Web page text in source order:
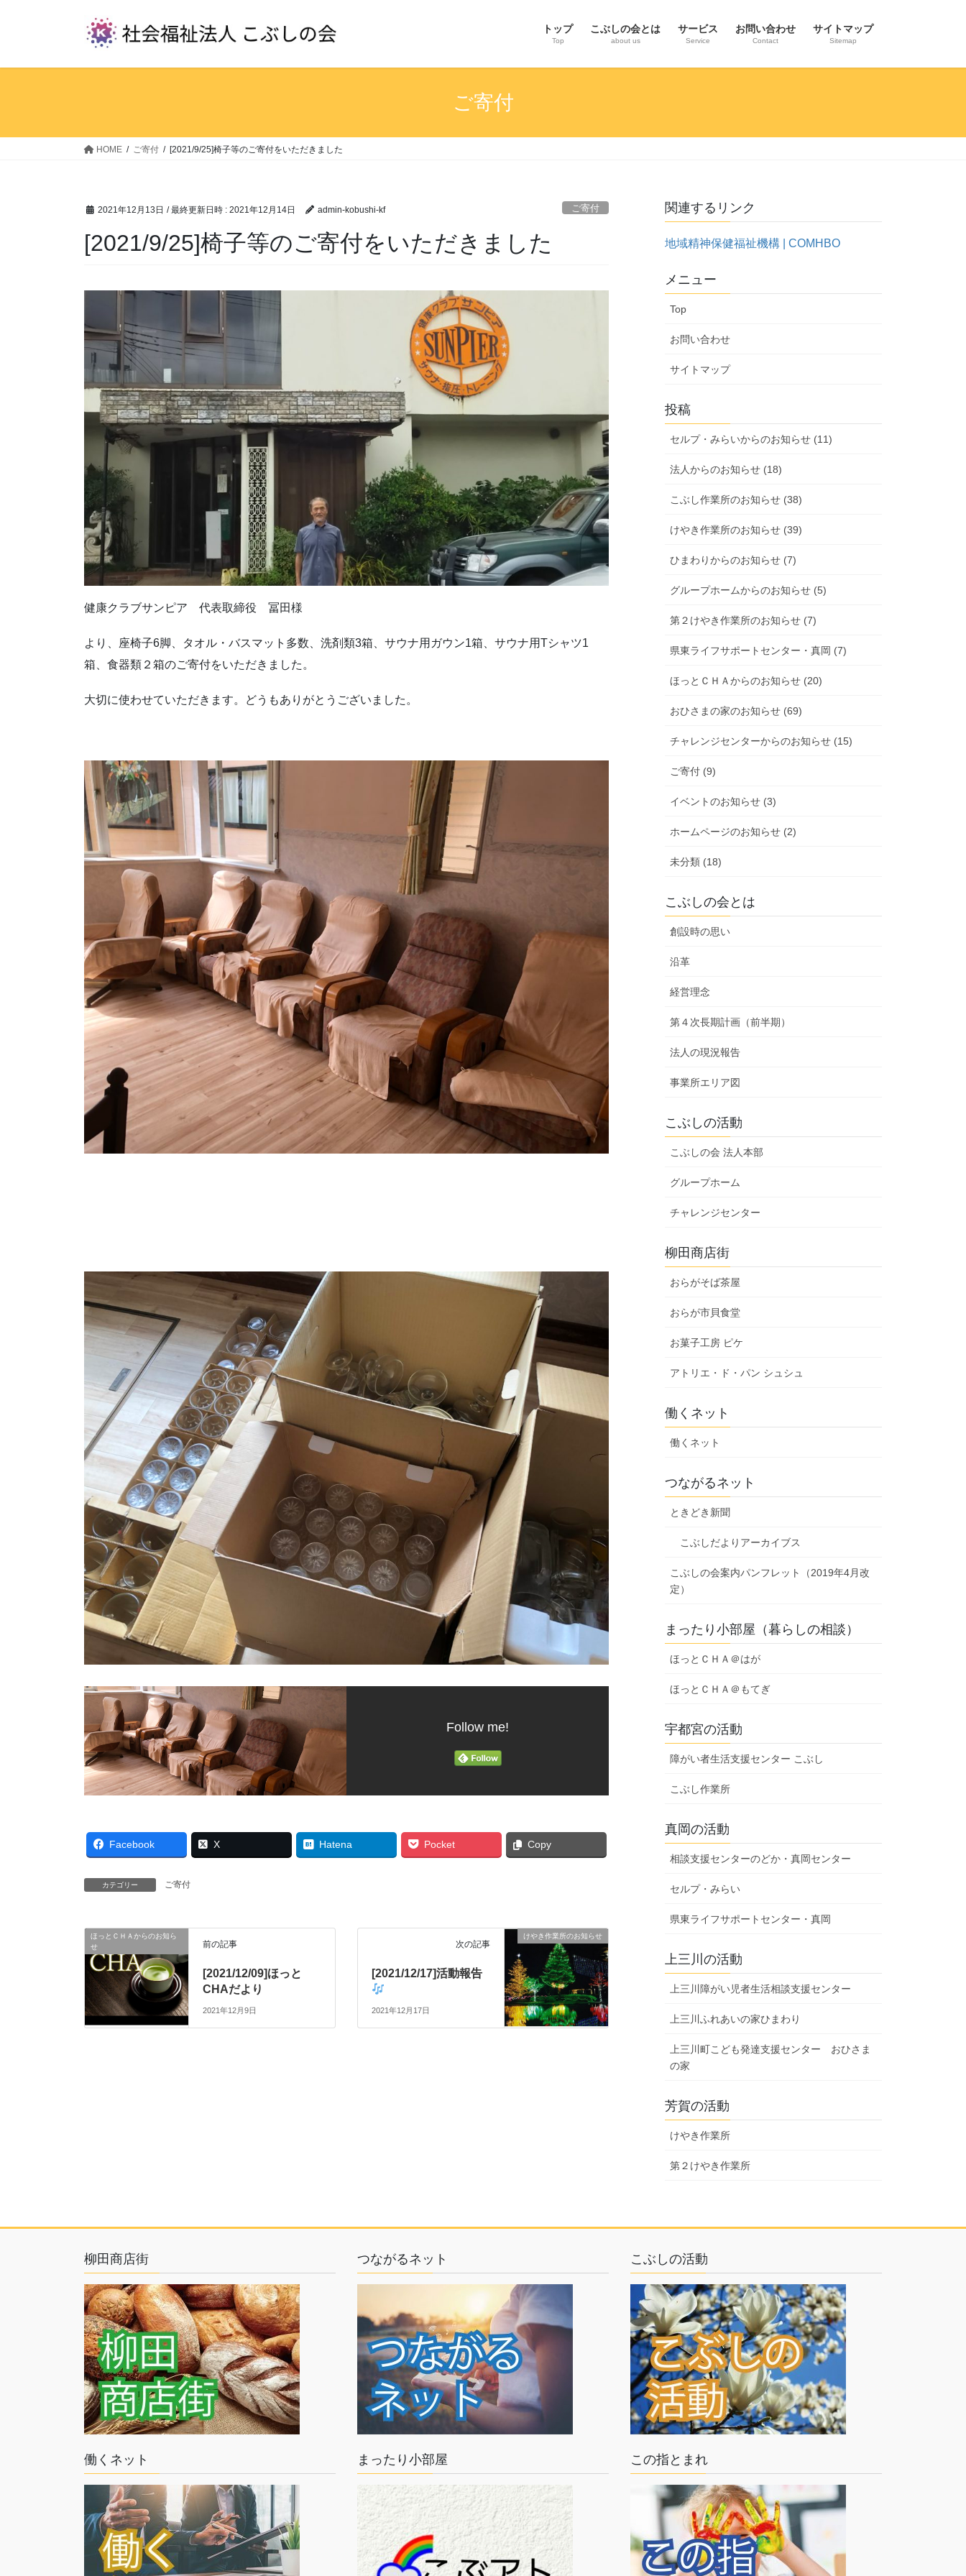
トップ
Top
こぶしの会とは
about us
サービス
Service
お問い合わせ
Contact
サイトマップ
Sitemap
ご寄付
HOME ご寄付 [2021/9/25]椅子等のご寄付をいただきました
2021年12月13日 / 最終更新日時 : 2021年12月14日 admin-kobushi-kf ご寄付
[2021/9/25]椅子等のご寄付をいただきました
健康クラブサンピア 代表取締役 冨田様
より、座椅子6脚、タオル・バスマット多数、洗剤類3箱、サウナ用ガウン1箱、サウナ用Tシャツ1
箱、食器類２箱のご寄付をいただきました。
大切に使わせていただきます。どうもありがとうございました。
Follow me!
Facebook X Hatena Pocket Copy
カテゴリー ご寄付
ほっとＣＨＡからのお知ら
せ
前の記事
[2021/12/09]ほっと
CHAだより
2021年12月9日
けやき作業所のお知らせ
次の記事
[2021/12/17]活動報告
2021年12月17日
関連するリンク
地域精神保健福祉機構 | COMHBO
メニュー
Top
お問い合わせ
サイトマップ
投稿
セルプ・みらいからのお知らせ (11)
法人からのお知らせ (18)
こぶし作業所のお知らせ (38)
けやき作業所のお知らせ (39)
ひまわりからのお知らせ (7)
グループホームからのお知らせ (5)
第２けやき作業所のお知らせ (7)
県東ライフサポートセンター・真岡 (7)
ほっとＣＨＡからのお知らせ (20)
おひさまの家のお知らせ (69)
チャレンジセンターからのお知らせ (15)
ご寄付 (9)
イベントのお知らせ (3)
ホームページのお知らせ (2)
未分類 (18)
こぶしの会とは
創設時の思い
沿革
経営理念
第４次長期計画（前半期）
法人の現況報告
事業所エリア図
こぶしの活動
こぶしの会 法人本部
グループホーム
チャレンジセンター
柳田商店街
おらがそば茶屋
おらが市貝食堂
お菓子工房 ピケ
アトリエ・ド・パン シュシュ
働くネット
働くネット
つながるネット
ときどき新聞
こぶしだよりアーカイブス
こぶしの会案内パンフレット（2019年4月改
定）
まったり小部屋（暮らしの相談）
ほっとＣＨＡ＠はが
ほっとＣＨＡ＠もてぎ
宇都宮の活動
障がい者生活支援センター こぶし
こぶし作業所
真岡の活動
相談支援センターのどか・真岡センター
セルプ・みらい
県東ライフサポートセンター・真岡
上三川の活動
上三川障がい児者生活相談支援センター
上三川ふれあいの家ひまわり
上三川町こども発達支援センター おひさま
の家
芳賀の活動
けやき作業所
第２けやき作業所
柳田商店街
働くネット
つながるネット
まったり小部屋
こぶしの活動
この指とまれ